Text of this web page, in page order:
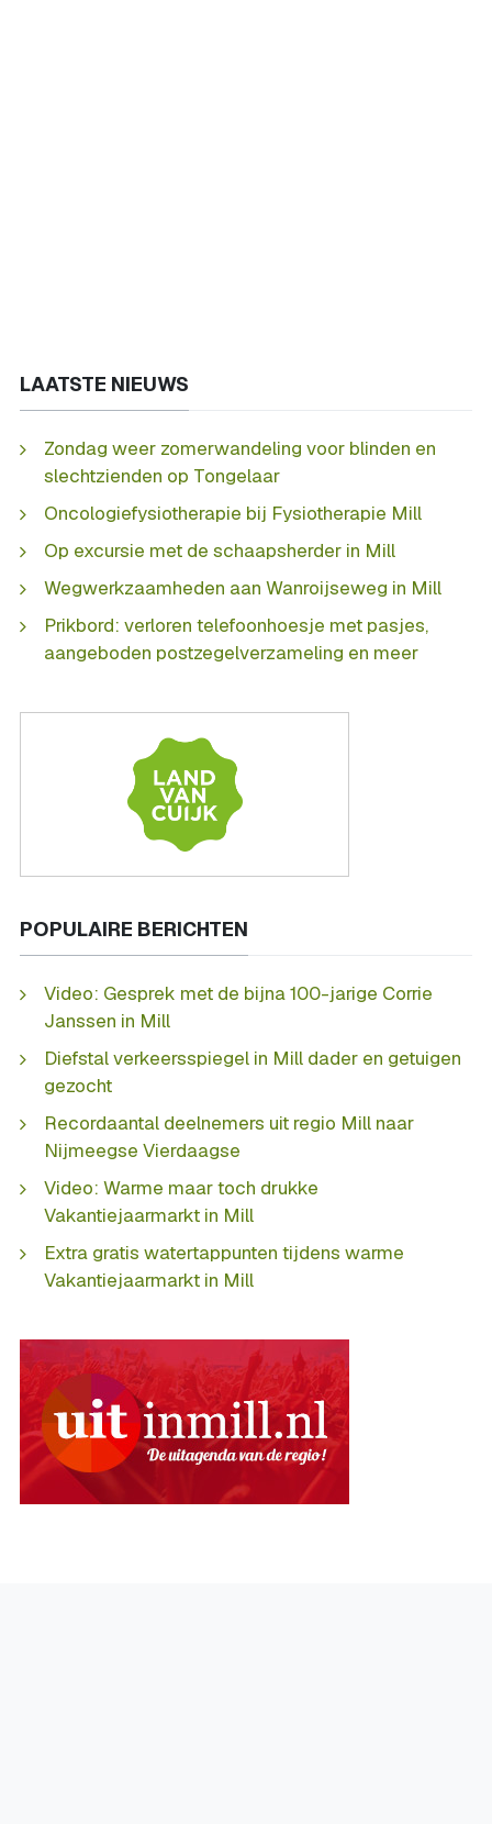
LAATSTE NIEUWS
Zondag weer zomerwandeling voor blinden en
slechtzienden op Tongelaar
Oncologiefysiotherapie bij Fysiotherapie Mill
Op excursie met de schaapsherder in Mill
Wegwerkzaamheden aan Wanroijseweg in Mill
Prikbord: verloren telefoonhoesje met pasjes,
aangeboden postzegelverzameling en meer
POPULAIRE BERICHTEN
Video: Gesprek met de bijna 100-jarige Corrie
Janssen in Mill
Diefstal verkeersspiegel in Mill dader en getuigen
gezocht
Recordaantal deelnemers uit regio Mill naar
Nijmeegse Vierdaagse
Video: Warme maar toch drukke
Vakantiejaarmarkt in Mill
Extra gratis watertappunten tijdens warme
Vakantiejaarmarkt in Mill